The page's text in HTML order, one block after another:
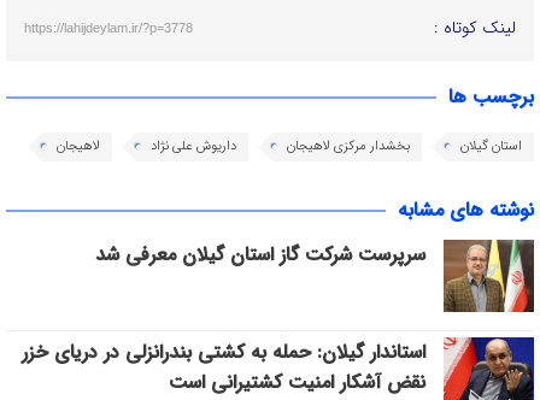
لینک کوتاه : https://lahijdeylam.ir/?p=3778
برچسب ها
استان گیلان بخشدار مرکزی لاهیجان داریوش علی نژاد لاهیجان
نوشته های مشابه
سرپرست شرکت گاز استان گیلان معرفی شد
استاندار گیلان: حمله به کشتی بندرانزلی در دریای خزر
نقض آشکار امنیت کشتیرانی است